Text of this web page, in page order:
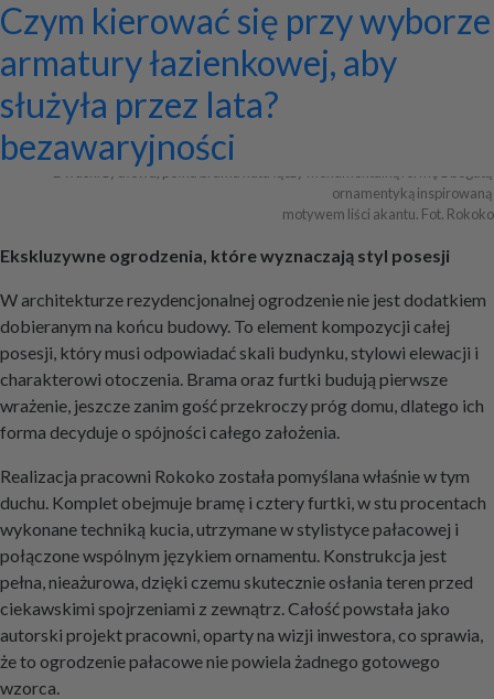
+ Dodaj firmę + Dodaj artykuł
Ekskluzywne ogrodzenia z
pałacowym rozmachem
Dwuskrzydłowa, pełna brama kuta łączy monumentalną formę z bogatą
ornamentyką inspirowaną
motywem liści akantu. Fot. Rokoko
Ekskluzywne ogrodzenia, które wyznaczają styl posesji
W architekturze rezydencjonalnej ogrodzenie nie jest dodatkiem
dobieranym na końcu budowy. To element kompozycji całej
posesji, który musi odpowiadać skali budynku, stylowi elewacji i
charakterowi otoczenia. Brama oraz furtki budują pierwsze
wrażenie, jeszcze zanim gość przekroczy próg domu, dlatego ich
forma decyduje o spójności całego założenia.
Realizacja pracowni Rokoko została pomyślana właśnie w tym
duchu. Komplet obejmuje bramę i cztery furtki, w stu procentach
wykonane techniką kucia, utrzymane w stylistyce pałacowej i
połączone wspólnym językiem ornamentu. Konstrukcja jest
pełna, nieażurowa, dzięki czemu skutecznie osłania teren przed
ciekawskimi spojrzeniami z zewnątrz. Całość powstała jako
autorski projekt pracowni, oparty na wizji inwestora, co sprawia,
że to ogrodzenie pałacowe nie powiela żadnego gotowego
wzorca.
Program do projektowania
wentylacji mechanicznej
Jak zaprojektować ścianę
telewizyjną, która pasuje do
całej aranżacji?
Systemy zamocowań dachów
płaskich i skośnych oraz lekkiej
obudowy firmy ETANCO
Dom z prefabrykatów opinie –
co naprawdę warto ocenić przed
budową?
Nowoczesne bramy przesuwne:
wyznaczniki trwałości,
bezpieczeństwa i
bezawaryjności
Jak dobrać maskownicę
karnisza? Praktyczny poradnik
Licznik Geigera w kontroli
materiałów budowlanych i
złomu
Jak ograniczyć ryzyko
przestojów przy pracy maszyn
geotechnicznych?
Czym kierować się przy wyborze
armatury łazienkowej, aby
służyła przez lata?